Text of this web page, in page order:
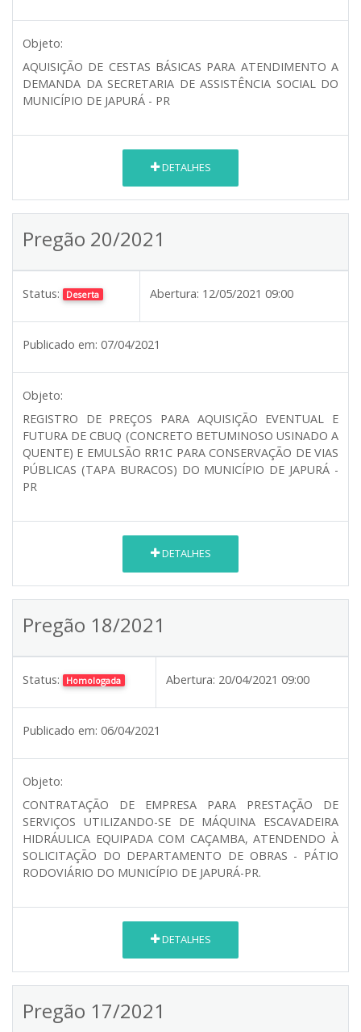
Objeto:
AQUISIÇÃO DE CESTAS BÁSICAS PARA ATENDIMENTO A
DEMANDA DA SECRETARIA DE ASSISTÊNCIA SOCIAL DO
MUNICÍPIO DE JAPURÁ - PR
DETALHES
Pregão 20/2021
Status: Deserta Abertura: 12/05/2021 09:00
Publicado em: 07/04/2021
Objeto:
REGISTRO DE PREÇOS PARA AQUISIÇÃO EVENTUAL E
FUTURA DE CBUQ (CONCRETO BETUMINOSO USINADO A
QUENTE) E EMULSÃO RR1C PARA CONSERVAÇÃO DE VIAS
PÚBLICAS (TAPA BURACOS) DO MUNICÍPIO DE JAPURÁ -
PR
DETALHES
Pregão 18/2021
Status: Homologada Abertura: 20/04/2021 09:00
Publicado em: 06/04/2021
Objeto:
CONTRATAÇÃO DE EMPRESA PARA PRESTAÇÃO DE
SERVIÇOS UTILIZANDO-SE DE MÁQUINA ESCAVADEIRA
HIDRÁULICA EQUIPADA COM CAÇAMBA, ATENDENDO À
SOLICITAÇÃO DO DEPARTAMENTO DE OBRAS - PÁTIO
RODOVIÁRIO DO MUNICÍPIO DE JAPURÁ-PR.
DETALHES
Pregão 17/2021